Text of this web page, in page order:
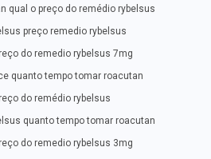
qual o preço do remédio rybelsus
preço remedio rybelsus
do remedio rybelsus 7mg
quanto tempo tomar roacutan
do remédio rybelsus
quanto tempo tomar roacutan
do remedio rybelsus 3mg